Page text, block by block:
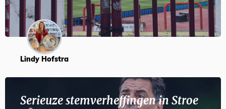
Lindy Hofstra
Serieuze stemverheffingen in Stroe